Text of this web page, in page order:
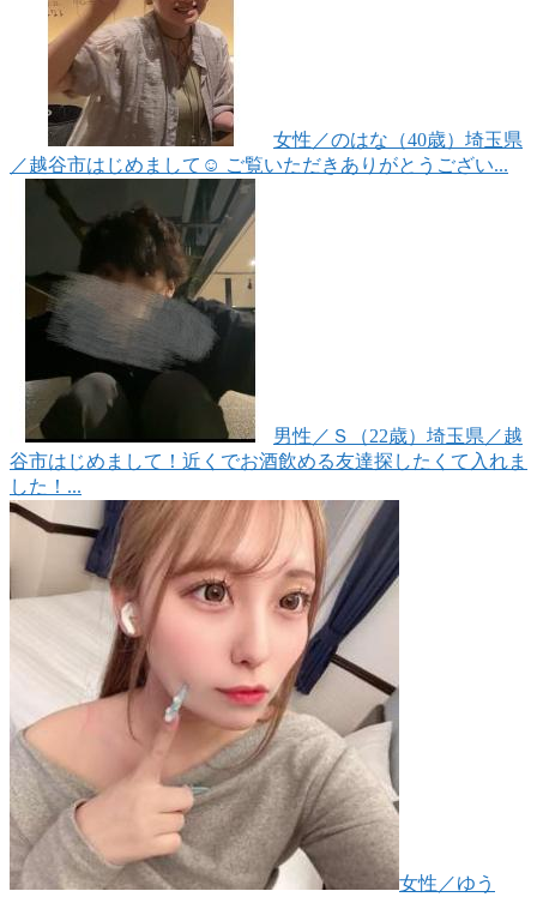
女性 ／のはな（40歳） 埼玉県
／越谷市はじめまして☺︎ ご覧いただきありがとうござい...
男性 ／Ｓ（22歳） 埼玉県／越
谷市はじめまして！近くでお酒飲める友達探したくて入れま
した！...
女性 ／ゆう